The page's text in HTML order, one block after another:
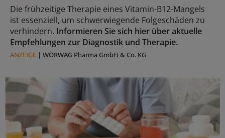
Die frühzeitige Therapie eines Vitamin-B12-Mangels
ist essenziell, um schwerwiegende Folgeschäden zu
verhindern. Informieren Sie sich hier über aktuelle
Empfehlungen zur Diagnostik und Therapie.
ANZEIGE | WÖRWAG Pharma GmbH & Co. KG